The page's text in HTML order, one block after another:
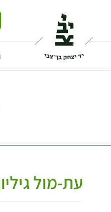
עת-מול גיליון